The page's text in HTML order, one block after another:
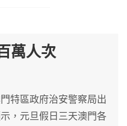
萬人次
特區政府治安警察局出
，元旦假日三天澳門各